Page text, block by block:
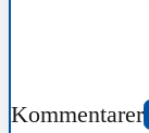
Kommentarer